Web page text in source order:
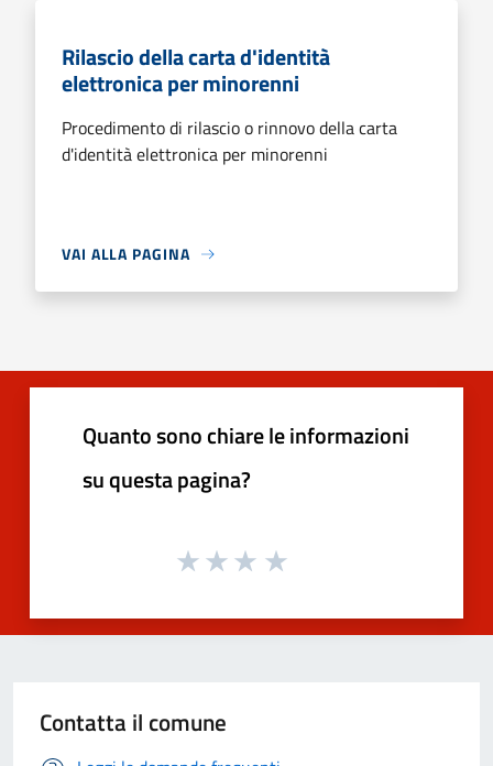
Rilascio della carta d'identità
elettronica per minorenni
Procedimento di rilascio o rinnovo della carta
d'identità elettronica per minorenni
VAI ALLA PAGINA
Quanto sono chiare le informazioni
su questa pagina?
Contatta il comune